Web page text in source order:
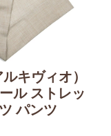
キヴィオ）
ル ストレッ
パンツ